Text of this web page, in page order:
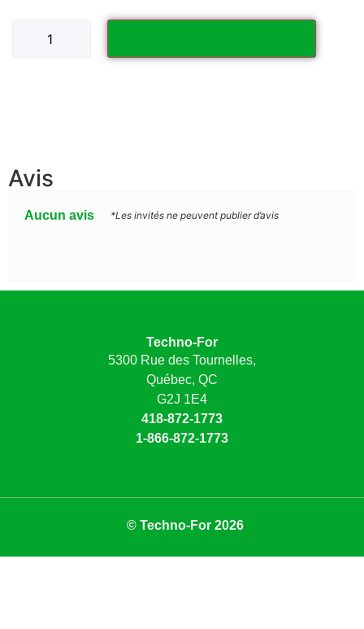
Avis
Aucun avis *Les invités ne peuvent publier d’avis
Techno-For
5300 Rue des Tournelles,
Québec, QC
G2J 1E4
418-872-1773
1-866-872-1773
© Techno-For 2026